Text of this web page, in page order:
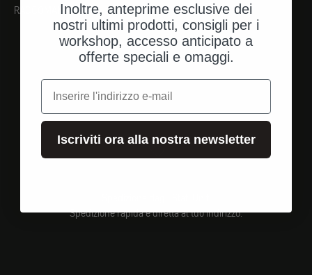
RACCOMANDAZIONI
Spedizione rapida e diretta al tuo indirizzo.
Inoltre, anteprime esclusive dei
nostri ultimi prodotti, consigli per i
workshop, accesso anticipato a
offerte speciali e omaggi.
e-mail
Iscriviti ora alla nostra newsletter